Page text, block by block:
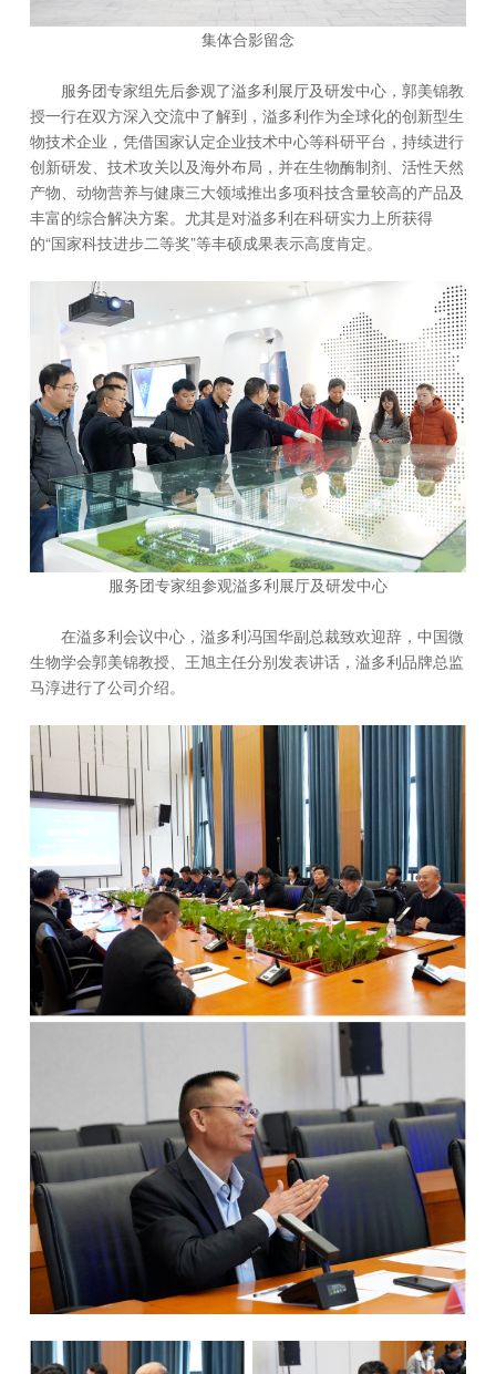
集体合影留念
服务团专家组先后参观了溢多利展厅及研发中心，郭美锦教
授一行在双方深入交流中了解到，溢多利作为全球化的创新型生
物技术企业，凭借国家认定企业技术中心等科研平台，持续进行
创新研发、技术攻关以及海外布局，并在生物酶制剂、活性天然
产物、动物营养与健康三大领域推出多项科技含量较高的产品及
丰富的综合解决方案。尤其是对溢多利在科研实力上所获得
的“国家科技进步二等奖”等丰硕成果表示高度肯定。
服务团专家组参观溢多利展厅及研发中心
在溢多利会议中心，溢多利冯国华副总裁致欢迎辞，中国微
生物学会郭美锦教授、王旭主任分别发表讲话，溢多利品牌总监
马淳进行了公司介绍。